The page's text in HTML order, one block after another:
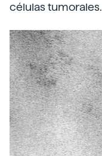
células tumorales.